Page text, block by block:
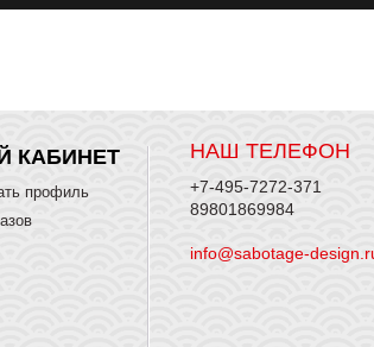
НАШ ТЕЛЕФОН
+7-495-7272-371
89801869984
info@sabotage-
КАБИНЕТ
профиль